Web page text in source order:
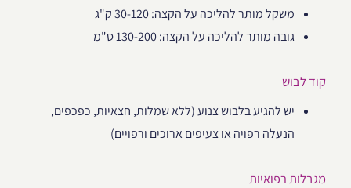
משקל מותר להליכה על הקצה: 30-120 ק"ג
גובה מותר להליכה על הקצה: 130-200 ס"מ
קוד לבוש
יש להגיע בלבוש צנוע (ללא שמלות, חצאיות, כפכפים,
הנעלה רפויה או צעיפים ארוכים ורפויים)
מגבלות רפואיות